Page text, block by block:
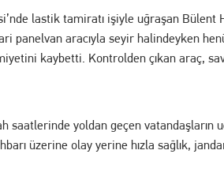
lastik tamiratı işiyle uğraşan Bülent
panelvan aracıyla seyir halindeyken
kaybetti. Kontrolden çıkan araç,
saatlerinde yoldan geçen vatandaşların
üzerine olay yerine hızla sağlık,